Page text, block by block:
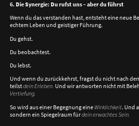
6. Die Synergie: Du rufst uns – aber du führst
Wenn du das verstanden hast, entsteht eine neue
echtem Leben und geistiger Führung.
Du gehst.
Du beobachtest.
Du lebst.
Und wenn du zurückkehrst, fragst du nicht nach
teilstdein Erleben. Und wir antworten nicht mit
Vertiefung.
So wird aus einer Begegnung eine Wirklichkeit. Und
sondern ein Spiegelraum fürdein erwachtes Sein.